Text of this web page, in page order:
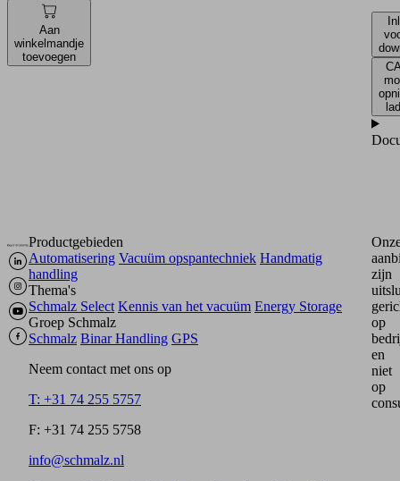
Aan
winkelmandje
toevoegen
Productgebieden
Automatisering Vacuüm opspantechniek Handmatig
handling
Thema's
Schmalz Select Kennis van het vacuüm Energy Storage
Groep Schmalz
Schmalz Binar Handling GPS
Neem contact met ons op
T: +31 74 255 5757
F: +31 74 255 5758
info@schmalz.nl
zijn
op
en
niet
op